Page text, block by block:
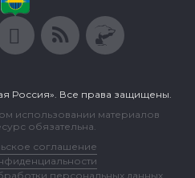
Россия». Все права защищены.
использовании материалов
обязательна.
соглашение
персональных данных